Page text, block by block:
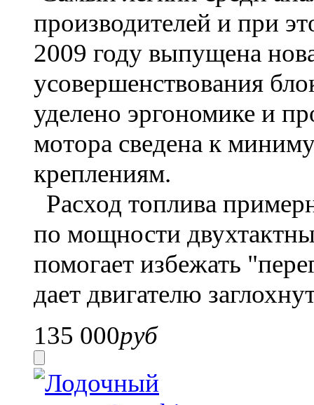
производителей и при
2009 году выпущена
усовершенствования
уделено эргономике и
мотора сведена к
креплениям.
Расход топлива
по мощности
помогает избежать
дает двигателю
135 000руб